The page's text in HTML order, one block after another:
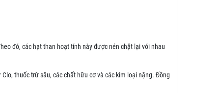
đó, các hạt than hoạt tính này được nén chặt lại với nhau
thuốc trừ sâu, các chất hữu cơ và các kim loại nặng. Đồng